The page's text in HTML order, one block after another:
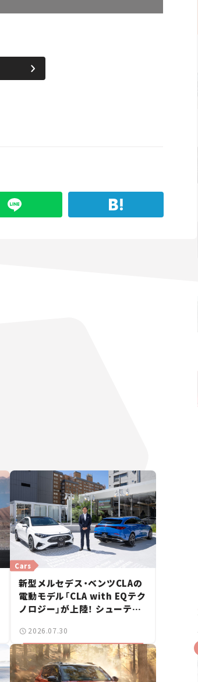
Cars
新型メルセデス・ベンツCLAの
電動モデル「CLA with EQテク
ノロジー」が上陸！ シューティ
ース】
2026.07.30